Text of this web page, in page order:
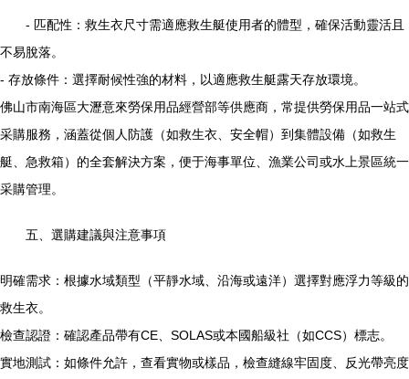
- 匹配性：救生衣尺寸需適應救生艇使用者的體型，確保活動靈活且
不易脫落。
- 存放條件：選擇耐候性強的材料，以適應救生艇露天存放環境。
佛山市南海區大瀝意來勞保用品經營部等供應商，常提供勞保用品一站式
采購服務，涵蓋從個人防護（如救生衣、安全帽）到集體設備（如救生
艇、急救箱）的全套解決方案，便于海事單位、漁業公司或水上景區統一
采購管理。
五、選購建議與注意事項
明確需求：根據水域類型（平靜水域、沿海或遠洋）選擇對應浮力等級的
救生衣。
檢查認證：確認產品帶有CE、SOLAS或本國船級社（如CCS）標志。
實地測試：如條件允許，查看實物或樣品，檢查縫線牢固度、反光帶亮度